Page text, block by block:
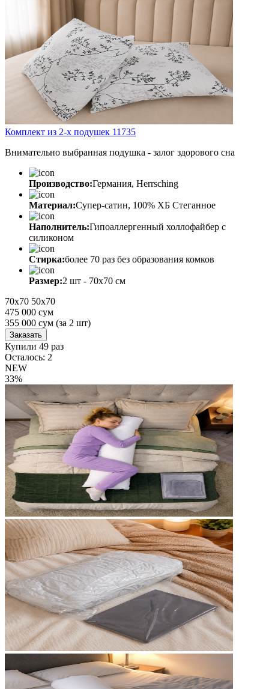
Комплект из 2-х подушек 11735
Внимательно выбранная подушка - залог здорового сна
Производство:Германия, Herrsching
Материал:Супер-сатин, 100% ХБ Стеганное
Наполнитель:Гипоаллергенный холлофайбер с
силиконом
Стирка:более 70 раз без образования комков
Размер:2 шт - 70х70 см
70х70 50х70
475 000 сум
355 000 сум (за 2 шт)
Заказать
Купили 49 раз
Осталось: 2
NEW
33%